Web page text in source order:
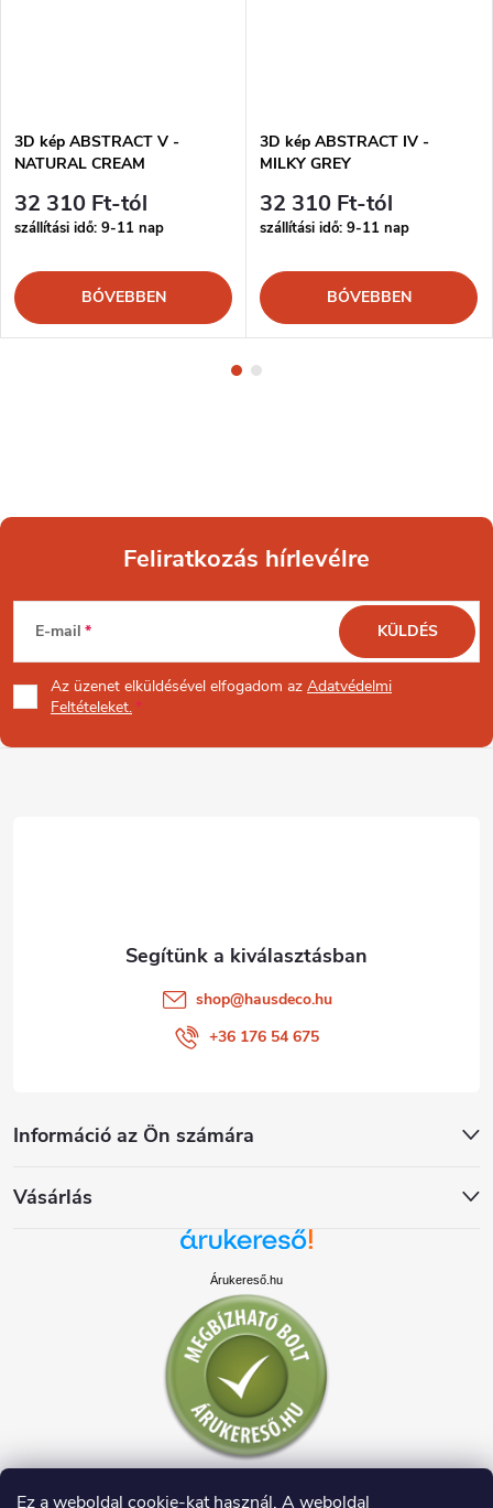
Ez a weboldal cookie-kat használ. A weboldal
3D kép ABSTRACT V -
NATURAL CREAM
32 310 Ft-tól
szállítási idő: 9-11 nap
BŐVEBBEN
3D kép ABSTRACT IV -
MILKY GREY
32 310 Ft-tól
szállítási idő: 9-11 nap
BŐVEBBEN
L
á
b
Feliratkozás hírlevélre
E-mail
Az üzenet elküldésével elfogadom az Adatvédelmi
Feltételeket.
KÜLDÉS
Információ az Ön számára
Vásárlás
shop@hausdeco.hu
+36 176 54 675
Árukereső.hu